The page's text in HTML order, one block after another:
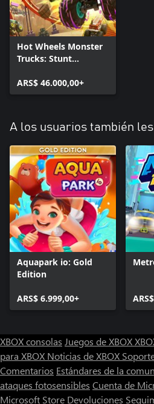
Hot Wheels Monster
Trucks: Stunt
Edition
ARS$ 46.000,00+
A los usuarios también
Aquapark io: Gold
Edition
ARS$ 6.999,00+
XBOX consolas Juegos de XBOX
para XBOX Noticias de XBOX
Comentarios Estándares de la
ataques fotosensibles Cuenta de
Microsoft Store Devoluciones